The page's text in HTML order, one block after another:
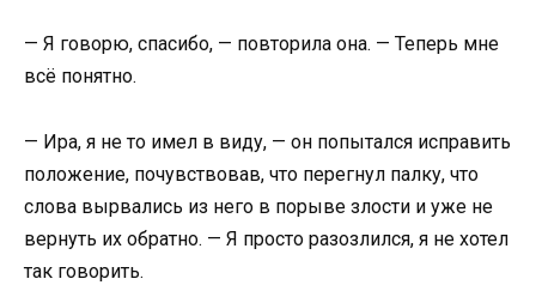
— Я говорю, спасибо, — повторила она. — Теперь мне
всё понятно.
— Ира, я не то имел в виду, — он попытался исправить
положение, почувствовав, что перегнул палку, что
слова вырвались из него в порыве злости и уже не
вернуть их обратно. — Я просто разозлился, я не хотел
так говорить.